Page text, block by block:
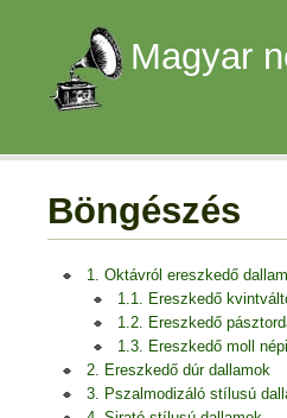
Magyar
Böngészés
1. Oktávról ereszkedő
1.1. Ereszkedő
1.2. Ereszkedő
1.3. Ereszkedő moll
2. Ereszkedő dúr dallamok
3. Pszalmodizáló stílusú